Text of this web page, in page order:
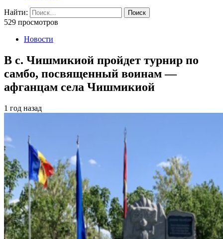
Найти:
529 просмотров
Новости
В с. Чишмикиой пройдет турнир по
самбо, посвященный воинам —
афганцам села Чишмикиой
1 год назад